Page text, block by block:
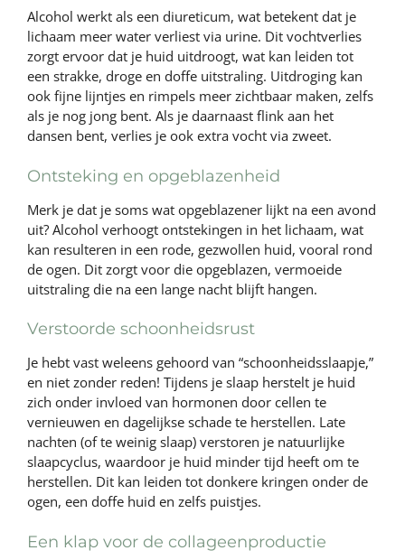
Alcohol werkt als een diureticum, wat betekent dat je
lichaam meer water verliest via urine. Dit vochtverlies
zorgt ervoor dat je huid uitdroogt, wat kan leiden tot
een strakke, droge en doffe uitstraling. Uitdroging kan
ook fijne lijntjes en rimpels meer zichtbaar maken, zelfs
als je nog jong bent. Als je daarnaast flink aan het
dansen bent, verlies je ook extra vocht via zweet.
Ontsteking en opgeblazenheid
Merk je dat je soms wat opgeblazener lijkt na een avond
uit? Alcohol verhoogt ontstekingen in het lichaam, wat
kan resulteren in een rode, gezwollen huid, vooral rond
de ogen. Dit zorgt voor die opgeblazen, vermoeide
uitstraling die na een lange nacht blijft hangen.
Verstoorde schoonheidsrust
Je hebt vast weleens gehoord van “schoonheidsslaapje,”
en niet zonder reden! Tijdens je slaap herstelt je huid
zich onder invloed van hormonen door cellen te
vernieuwen en dagelijkse schade te herstellen. Late
nachten (of te weinig slaap) verstoren je natuurlijke
slaapcyclus, waardoor je huid minder tijd heeft om te
herstellen. Dit kan leiden tot donkere kringen onder de
ogen, een doffe huid en zelfs puistjes.
Een klap voor de collageenproductie